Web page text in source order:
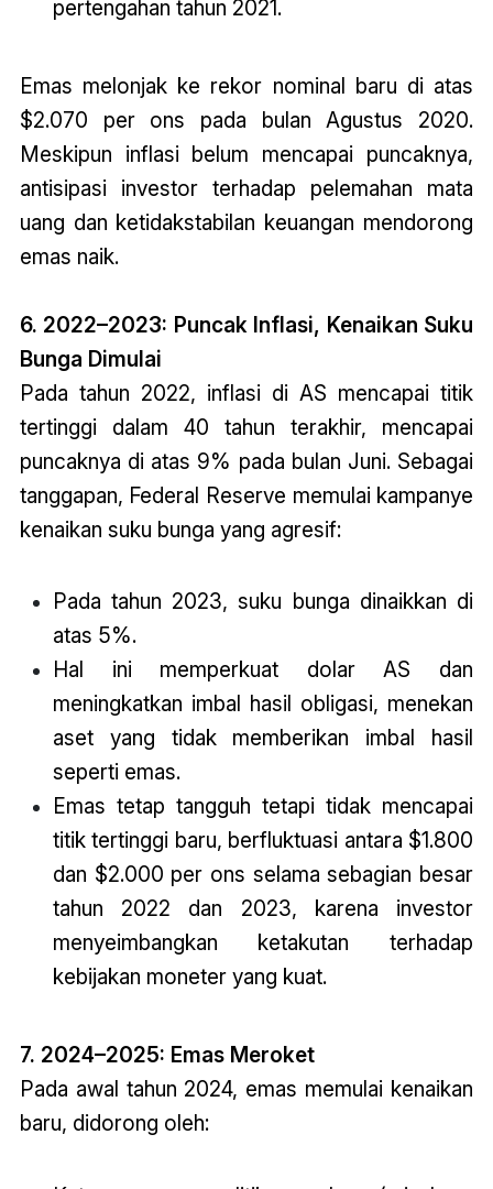
pertengahan tahun 2021.
Emas melonjak ke rekor nominal baru di atas
$2.070 per ons pada bulan Agustus 2020.
Meskipun inflasi belum mencapai puncaknya,
antisipasi investor terhadap pelemahan mata
uang dan ketidakstabilan keuangan mendorong
emas naik.
6. 2022–2023: Puncak Inflasi, Kenaikan Suku
Bunga Dimulai
Pada tahun 2022, inflasi di AS mencapai titik
tertinggi dalam 40 tahun terakhir, mencapai
puncaknya di atas 9% pada bulan Juni. Sebagai
tanggapan, Federal Reserve memulai kampanye
kenaikan suku bunga yang agresif:
Pada tahun 2023, suku bunga dinaikkan di
atas 5%.
Hal ini memperkuat dolar AS dan
meningkatkan imbal hasil obligasi, menekan
aset yang tidak memberikan imbal hasil
seperti emas.
Emas tetap tangguh tetapi tidak mencapai
titik tertinggi baru, berfluktuasi antara $1.800
dan $2.000 per ons selama sebagian besar
tahun 2022 dan 2023, karena investor
menyeimbangkan ketakutan terhadap
kebijakan moneter yang kuat.
7. 2024–2025: Emas Meroket
Pada awal tahun 2024, emas memulai kenaikan
baru, didorong oleh: